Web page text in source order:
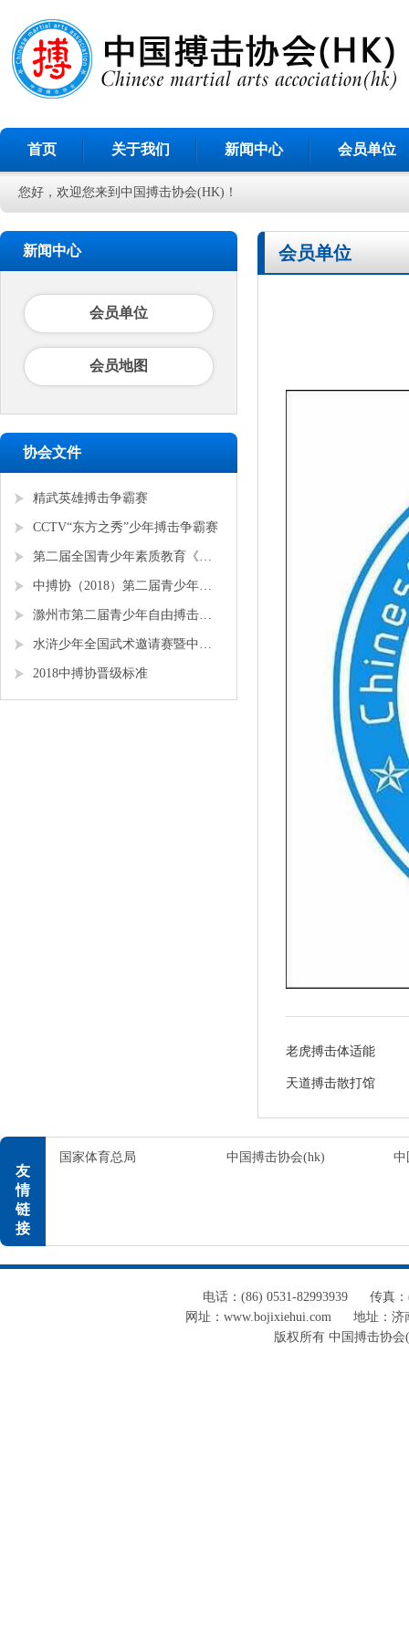
首页 关于我们 新闻中心 会员单位
您好，欢迎您来到中国搏击协会(HK)！
新闻中心
会员单位
会员地图
协会文件
精武英雄搏击争霸赛
CCTV“东方之秀”少年搏击争霸赛
第二届全国青少年素质教育《勇者争锋》搏击锦标赛
中搏协（2018）第二届青少年锦标赛
滁州市第二届青少年自由搏击全国邀请赛
水浒少年全国武术邀请赛暨中搏协青少年搏击锦标赛
2018中搏协晋级标准
会员单位
老虎搏击体适能
天道搏击散打馆
友
情
链
接
国家体育总局 中国搏击协会(hk) 中
电话：(86) 0531-82993939
传真
网址：www.bojixiehui.com
地址：济
版权所有 中国搏击协会